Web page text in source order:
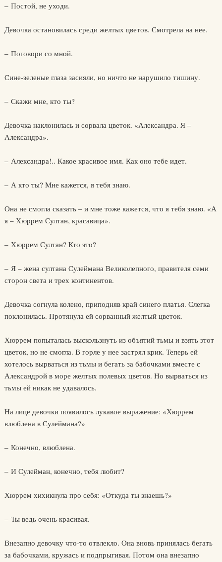
– Постой, не уходи.
Девочка остановилась среди желтых цветов. Смотрела на нее.
– Поговори со мной.
Сине-зеленые глаза засияли, но ничто не нарушило тишину.
– Скажи мне, кто ты?
Девочка наклонилась и сорвала цветок. «Александра. Я –
Александра».
– Александра!.. Какое красивое имя. Как оно тебе идет.
– А кто ты? Мне кажется, я тебя знаю.
Она не смогла сказать – и мне тоже кажется, что я тебя знаю. «А
я – Хюррем Султан, красавица».
– Хюррем Султан? Кто это?
– Я – жена султана Сулеймана Великолепного, правителя семи
сторон света и трех континентов.
Девочка согнула колено, приподняв край синего платья. Слегка
поклонилась. Протянула ей сорванный желтый цветок.
Хюррем попыталась выскользнуть из объятий тьмы и взять этот
цветок, но не смогла. В горле у нее застрял крик. Теперь ей
хотелось вырваться из тьмы и бегать за бабочками вместе с
Александрой в море желтых полевых цветов. Но вырваться из
тьмы ей никак не удавалось.
На лице девочки появилось лукавое выражение: «Хюррем
влюблена в Сулеймана?»
– Конечно, влюблена.
– И Сулейман, конечно, тебя любит?
Хюррем хихикнула про себя: «Откуда ты знаешь?»
– Ты ведь очень красивая.
Внезапно девочку что-то отвлекло. Она вновь принялась бегать
за бабочками, кружась и подпрыгивая. Потом она внезапно